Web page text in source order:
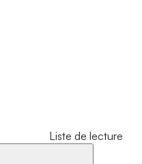
Liste de lecture